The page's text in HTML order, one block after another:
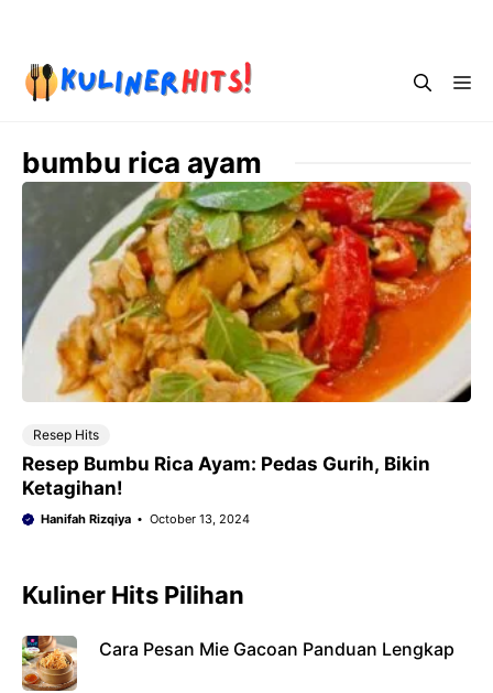
content
bumbu rica ayam
Resep Hits
Resep Bumbu Rica Ayam: Pedas Gurih, Bikin
Ketagihan!
Hanifah Rizqiya October 13, 2024
Kuliner Hits Pilihan
Cara Pesan Mie Gacoan Panduan Lengkap